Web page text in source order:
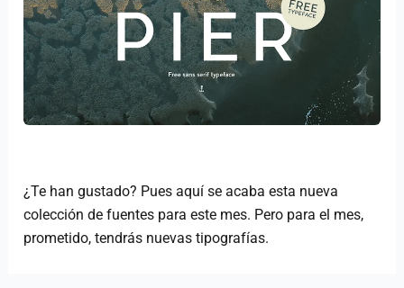
¿Te han gustado? Pues aquí se acaba esta nueva
colección de fuentes para este mes. Pero para el mes,
prometido, tendrás nuevas tipografías.